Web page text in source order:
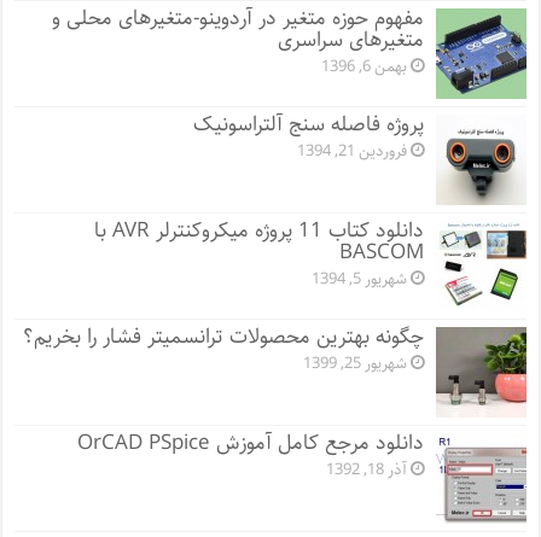
مفهوم حوزه متغیر در آردوینو-متغیرهای محلی و
متغیرهای سراسری
بهمن 6, 1396
پروژه فاصله سنج آلتراسونیک
فروردین 21, 1394
دانلود کتاب 11 پروژه میکروکنترلر AVR با
BASCOM
شهریور 5, 1394
چگونه بهترین محصولات ترانسمیتر فشار را بخریم؟
شهریور 25, 1399
دانلود مرجع کامل آموزش OrCAD PSpice
آذر 18, 1392